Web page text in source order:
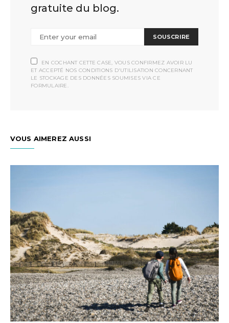
gratuite du blog.
SOUSCRIRE
EN COCHANT CETTE CASE, VOUS CONFIRMEZ AVOIR LU
ET ACCEPTÉ NOS CONDITIONS D'UTILISATION CONCERNANT
LE STOCKAGE DES DONNÉES SOUMISES VIA CE
FORMULAIRE.
VOUS AIMEREZ AUSSI